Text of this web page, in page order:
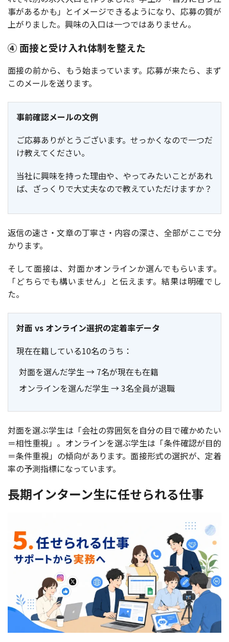
事があるかも」とイメージできるようになり、応募の質が
上がりました。興味の入口は一つではありません。
④ 面接と受け入れ体制を整えた
面接の前から、もう始まっています。応募が来たら、まず
このメールを送ります。
事前確認メールの文例
ご応募ありがとうございます。せっかくなので一つだ
け教えてください。
当社に興味を持った理由や、やってみたいことがあれ
ば、ざっくりで大丈夫なので教えていただけますか？
返信の速さ・文章の丁寧さ・内容の深さ、全部がここで分
かります。
そして面接は、対面かオンラインか選んでもらいます。
「どちらでも構いません」と伝えます。結果は明確でし
た。
対面 vs オンライン選択の定着率データ
現在在籍している10名のうち：
対面を選んだ学生 → 7名が現在も在籍
オンラインを選んだ学生 → 3名全員が退職
対面を選ぶ学生は「会社の雰囲気を自分の目で確かめたい
＝相性重視」。オンラインを選ぶ学生は「条件確認が目的
＝条件重視」の傾向があります。面接形式の選択が、定着
率の予測指標になっています。
長期インターン生に任せられる仕事